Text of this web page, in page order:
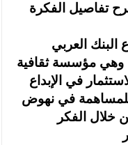
تفاصيل الفكرة
البنك العربي
وهي مؤسسة ثقافية
في الإبداع
للمساهمة في نهوض
خلال الفكر